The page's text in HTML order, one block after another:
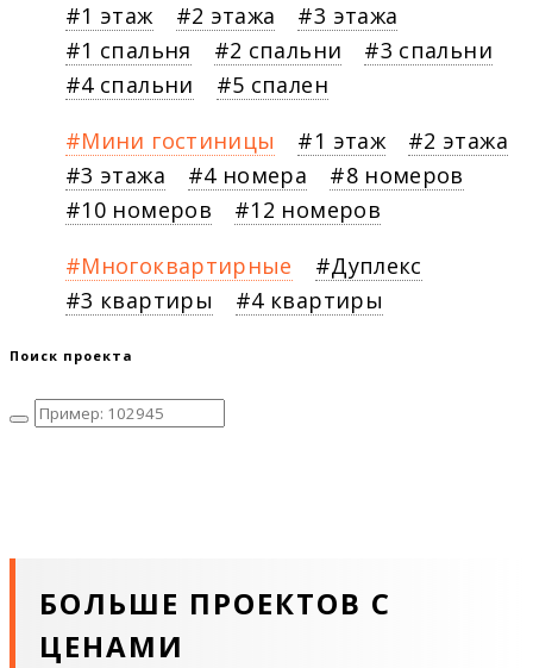
1 этаж
2 этажа
3 этажа
1 спальня
2 спальни
3 спальни
4 спальни
5 спален
Мини гостиницы
1 этаж
2 этажа
3 этажа
4 номера
8 номеров
10 номеров
12 номеров
Многоквартирные
Дуплекс
3 квартиры
4 квартиры
Поиск проекта
БОЛЬШЕ ПРОЕКТОВ С
ЦЕНАМИ